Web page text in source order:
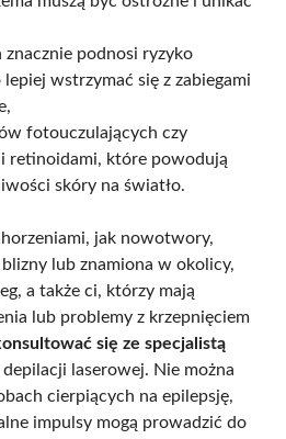
znacznie podnosi ryzyko
wstrzymać się z zabiegami
fotouczulających czy
retinoidami, które powodują
skóry na światło.
jak nowotwory,
lub znamiona w okolicy,
a także ci, którzy mają
lub problemy z krzepnięciem
się ze specjalistą
laserowej. Nie można
cierpiących na epilepsję,
impulsy mogą prowadzić do